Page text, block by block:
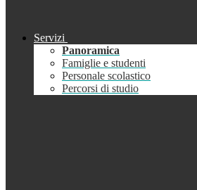
Servizi
Panoramica
Famiglie e studenti
Personale scolastico
Percorsi di studio